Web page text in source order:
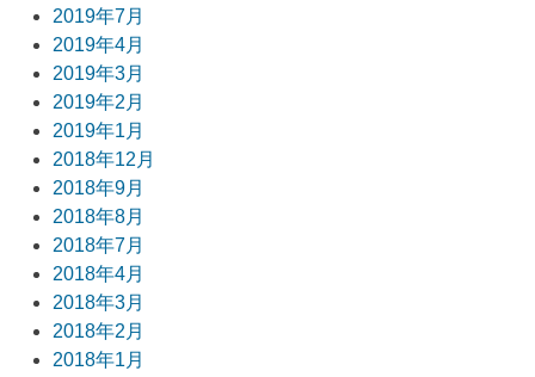
2019年7月
2019年4月
2019年3月
2019年2月
2019年1月
2018年12月
2018年9月
2018年8月
2018年7月
2018年4月
2018年3月
2018年2月
2018年1月